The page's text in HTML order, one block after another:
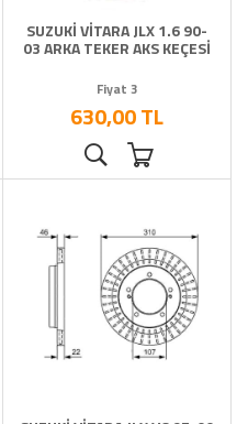
SUZUKİ VİTARA JLX 1.6 90-
03 ARKA TEKER AKS KEÇESİ
Fiyat 3
630,00 TL